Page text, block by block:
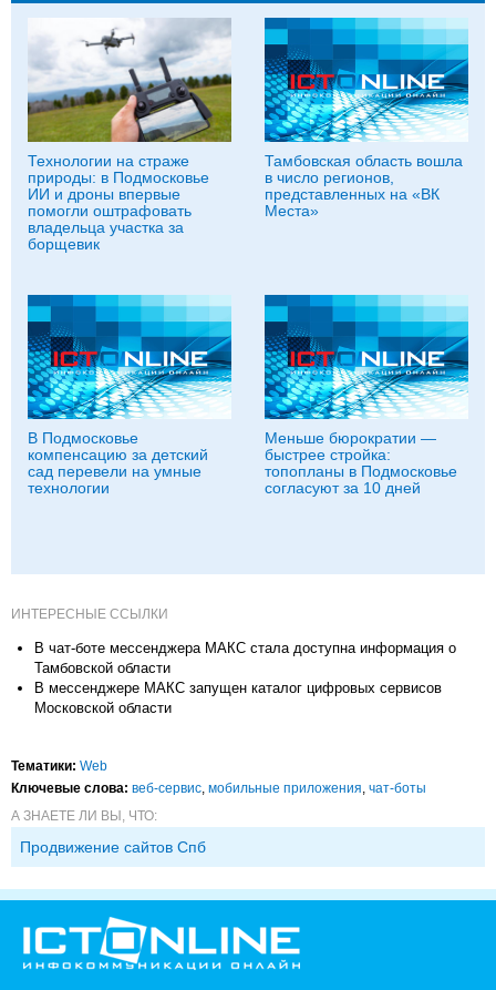
Технологии на страже
природы: в Подмосковье
ИИ и дроны впервые
помогли оштрафовать
владельца участка за
борщевик
Тамбовская область вошла
в число регионов,
представленных на «ВК
Места»
В Подмосковье
компенсацию за детский
сад перевели на умные
технологии
Меньше бюрократии —
быстрее стройка:
топопланы в Подмосковье
согласуют за 10 дней
ИНТЕРЕСНЫЕ ССЫЛКИ
В чат-боте мессенджера МАКС стала доступна информация о
Тамбовской области
В мессенджере МАКС запущен каталог цифровых сервисов
Московской области
Тематики: Web
Ключевые слова: веб-сервис мобильные приложения чат-боты
А ЗНАЕТЕ ЛИ ВЫ, ЧТО:
Продвижение сайтов Спб